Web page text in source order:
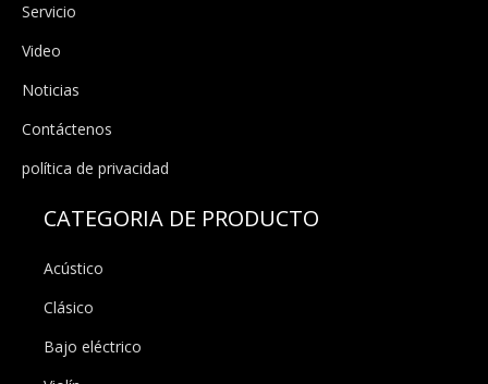
Servicio
Video
Noticias
Contáctenos
política de privacidad
CATEGORIA DE PRODUCTO
Acústico
Clásico
Bajo eléctrico